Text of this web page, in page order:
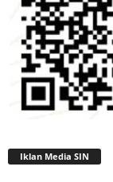
Iklan Media SIN